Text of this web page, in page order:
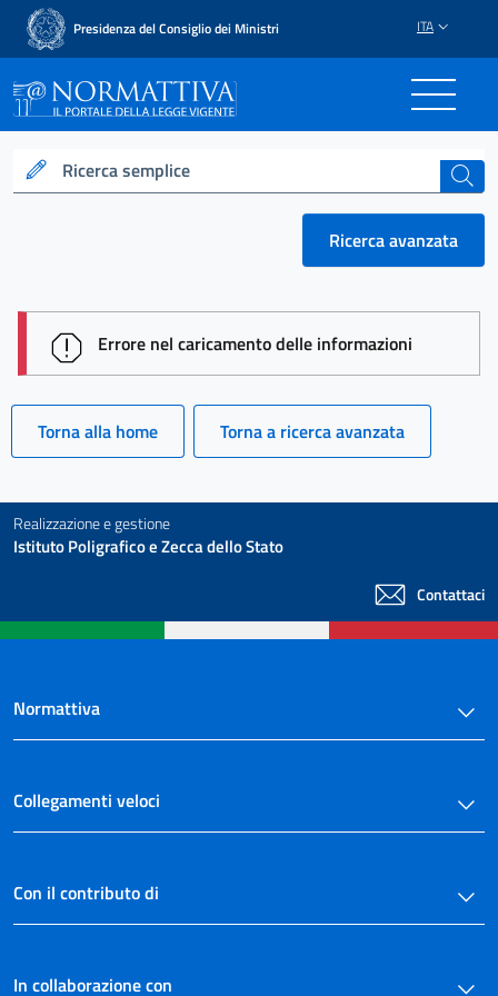
Presidenza del Consiglio dei Ministri ITA
Normattiva - Il portale
Ricerca semplice cerca
Ricerca avanzata
session id:
Errore nel caricamento delle informazioni
Torna alla home Torna a ricerca avanzata
Realizzazione e gestione
Istituto Poligrafico e Zecca dello Stato
Contattaci
Normattiva
Collegamenti veloci
Con il contributo di
In collaborazione con